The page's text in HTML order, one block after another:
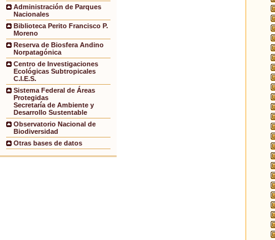
Administración de Parques
Nacionales
Biblioteca Perito Francisco P.
Moreno
Reserva de Biosfera Andino
Norpatagónica
Centro de Investigaciones
Ecológicas Subtropicales
C.I.E.S.
Sistema Federal de Áreas
Protegidas
Secretaría de Ambiente y
Desarrollo Sustentable
Observatorio Nacional de
Biodiversidad
Otras bases de datos